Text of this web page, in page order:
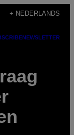
+ NEDERLANDS
NEWSLETTER